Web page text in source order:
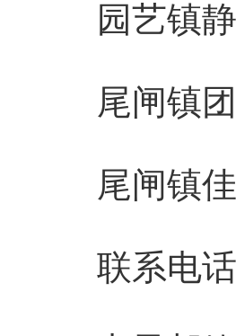
园艺镇静
尾闸镇团
尾闸镇佳
联系电话